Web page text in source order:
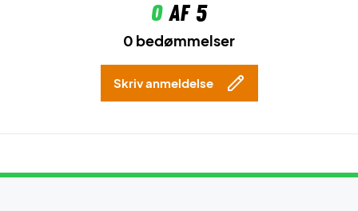
0af 5
0 bedømmelser
Skriv anmeldelse